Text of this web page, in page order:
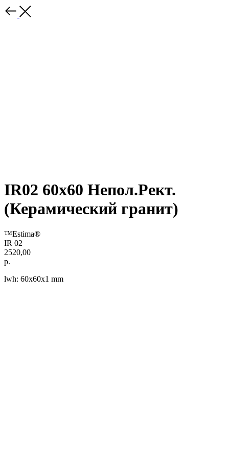
IR02 60x60 Непол.Рект.
(Керамический гранит)
™Estima®
IR 02
2520,00
р.
lwh: 60x60x1 mm